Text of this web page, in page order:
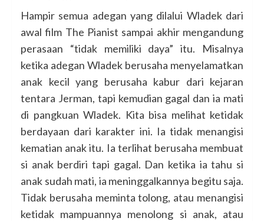
Hampir semua adegan yang dilalui Wladek dari
awal film The Pianist sampai akhir mengandung
perasaan “tidak memiliki daya” itu. Misalnya
ketika adegan Wladek berusaha menyelamatkan
anak kecil yang berusaha kabur dari kejaran
tentara Jerman, tapi kemudian gagal dan ia mati
di pangkuan Wladek. Kita bisa melihat ketidak
berdayaan dari karakter ini. Ia tidak menangisi
kematian anak itu. Ia terlihat berusaha membuat
si anak berdiri tapi gagal. Dan ketika ia tahu si
anak sudah mati, ia meninggalkannya begitu saja.
Tidak berusaha meminta tolong, atau menangisi
ketidak mampuannya menolong si anak, atau